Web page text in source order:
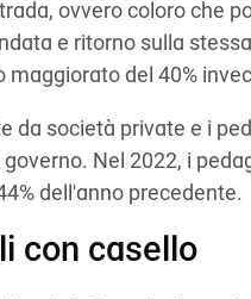
ovvero coloro che
e ritorno sulla
del 40%
da società private e i
Nel 2022, i
dell'anno precedente.
con casello